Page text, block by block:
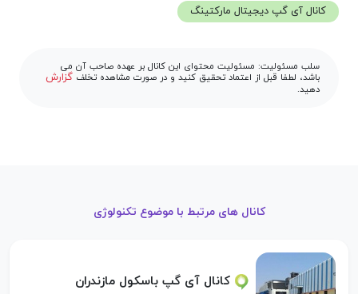
کانال آی گپ دیجیتال مارکتینگ
سلب مسئولیت: مسئولیت محتوای این کانال بر عهده صاحب آن می
باشد، لطفا قبل از اعتماد تحقیق کنید و در صورت مشاهده تخلف گزارش
دهید.
کانال های مرتبط با موضوع تکنولوژی
کانال آی گپ باسکول مازندران